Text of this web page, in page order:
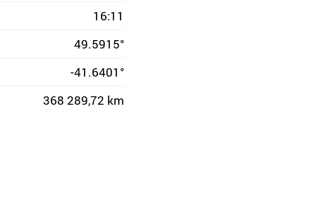
16:11
49.5915°
-41.6401°
368 289,72 km